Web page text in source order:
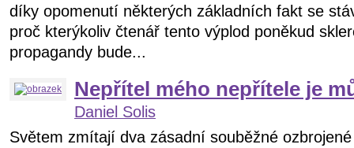
díky opomenutí některých základních fakt se
proč kterýkoliv čtenář tento výplod poněkud
propagandy bude...
Nepřítel mého nepřítele je
Daniel Solis
Světem zmítají dva zásadní souběžné